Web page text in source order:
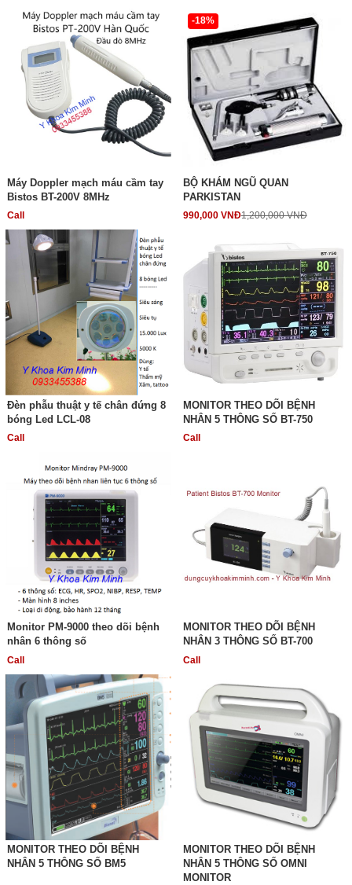
Máy Doppler mạch máu cầm tay
Bistos BT-200V 8MHz
Call
-18%
BỘ KHÁM NGŨ QUAN
PARKISTAN
990,000 VNĐ1,200,000 VNĐ
Đèn phẫu thuật y tế chân đứng 8
bóng Led LCL-08
Call
MONITOR THEO DÕI BỆNH
NHÂN 5 THÔNG SỐ BT-750
Call
Monitor PM-9000 theo dõi bệnh
nhân 6 thông số
Call
MONITOR THEO DÕI BỆNH
NHÂN 3 THÔNG SỐ BT-700
Call
MONITOR THEO DÕI BỆNH
NHÂN 5 THÔNG SỐ BM5
MONITOR THEO DÕI BỆNH
NHÂN 5 THÔNG SỐ OMNI
MONITOR